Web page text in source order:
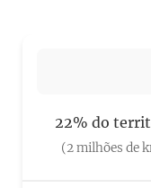
22% do
(2 milhões de